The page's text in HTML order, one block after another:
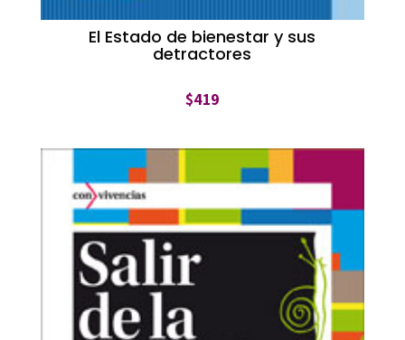
El Estado de bienestar y sus
detractores
$419